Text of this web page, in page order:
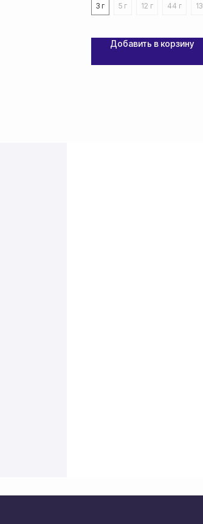
3 г
5 г 12 г 44 г
Добавить в корзину